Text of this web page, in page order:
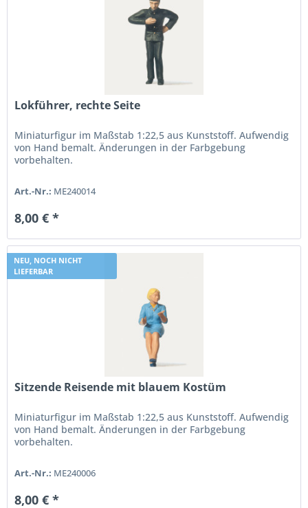
Lokführer, rechte Seite
Miniaturfigur im Maßstab 1:22,5 aus Kunststoff. Aufwendig
von Hand bemalt. Änderungen in der Farbgebung
vorbehalten.
Art.-Nr.: ME240014
8,00 € *
NEU, NOCH NICHT
LIEFERBAR
Sitzende Reisende mit blauem Kostüm
Miniaturfigur im Maßstab 1:22,5 aus Kunststoff. Aufwendig
von Hand bemalt. Änderungen in der Farbgebung
vorbehalten.
Art.-Nr.: ME240006
8,00 € *